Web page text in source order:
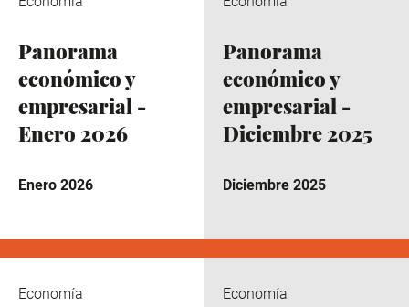
Panorama
económico y
empresarial -
Enero 2026
Enero 2026
Panorama
económico y
empresarial -
Diciembre 2025
Diciembre 2025
Economía Economía